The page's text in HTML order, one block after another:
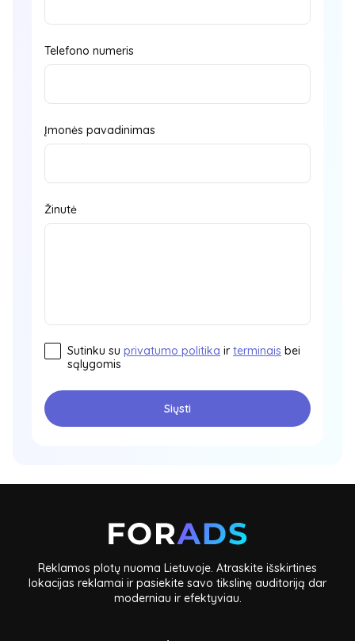
Telefono numeris
Įmonės pavadinimas
Žinutė
Sutinku su privatumo politika irterminais bei
sąlygomis
Siųsti
Reklamos plotų nuoma Lietuvoje. Atraskite išskirtines
lokacijas reklamai ir pasiekite savo tikslinę auditoriją dar
moderniau ir efektyviau.